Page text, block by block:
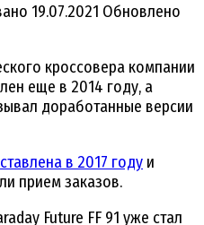
19.07.2021 Обновлено
кроссовера компании
еще в 2014 году, а
доработанные версии
в 2017 году и
прием заказов.
Future FF 91 уже стал